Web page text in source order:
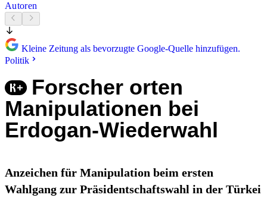
Autoren
Kleine Zeitung als bevorzugte Google-Quelle hinzufügen.
Politik
Forscher orten
Manipulationen bei
Erdogan-Wiederwahl
Anzeichen für Manipulation beim ersten
Wahlgang zur Präsidentschaftswahl in der Türkei